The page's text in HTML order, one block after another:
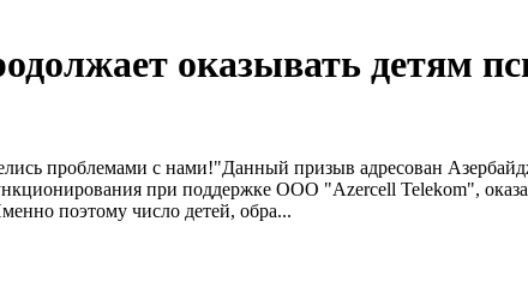
оказывать детям
проблемами с нами!"Данный призыв адресован
при поддержке ООО "Azercell Telekom",
поэтому число детей, обра...